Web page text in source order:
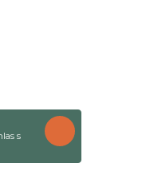
s
ROZUMÍM